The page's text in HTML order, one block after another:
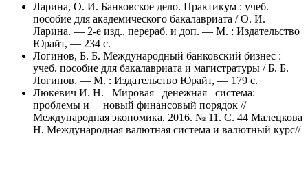
Ларина, О. И. Банковское дело. Практикум : учеб.
пособие для академического бакалавриата / О. И.
Ларина. — 2-е изд., перераб. и доп. — М. : Издательство
Юрайт, — 234 с.
Логинов, Б. Б. Международный банковский бизнес :
учеб. пособие для бакалавриата и магистратуры / Б. Б.
Логинов. — М. : Издательство Юрайт, — 179 с.
Люкевич И. Н. Мировая денежная система:
проблемы и новый финансовый порядок //
Международная экономика, 2016. № 11. С. 44 Малецкова
Н. Международная валютная система и валютный курс//